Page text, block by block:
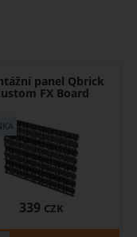
panel Qbrick
FX Board
339 CZK